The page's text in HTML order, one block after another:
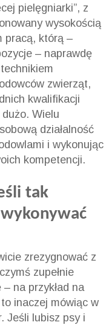
pielęgniarki”, z
wysokością
pracą, którą –
– naprawdę
zwierząt,
kwalifikacji
Wielu
działalność
i wykonując
kompetencji.
tak
zrezygnować z
zupełnie
na przykład na
inaczej mówiąc w
Jeśli lubisz psy i